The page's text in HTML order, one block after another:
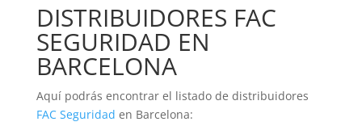
DISTRIBUIDORES FAC
SEGURIDAD EN
BARCELONA
Aquí podrás encontrar el listado de distribuidores
FAC Seguridad en Barcelona: